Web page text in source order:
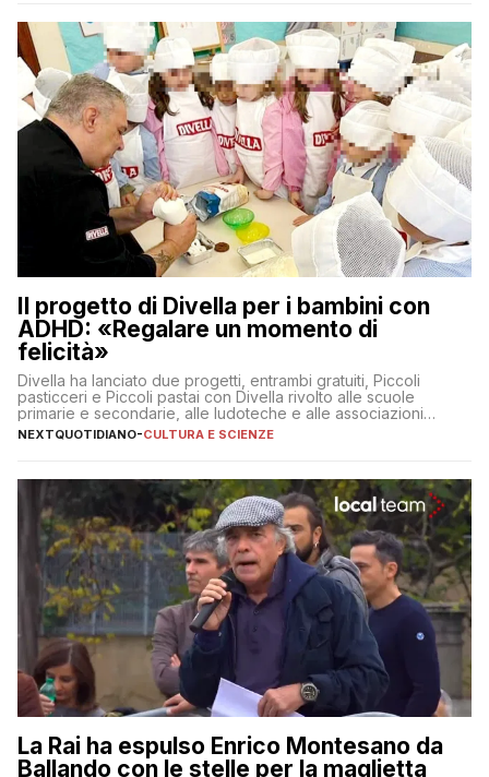
Il progetto di Divella per i bambini con
ADHD: «Regalare un momento di
felicità»
Divella ha lanciato due progetti, entrambi gratuiti, Piccoli
pasticceri e Piccoli pastai con Divella rivolto alle scuole
primarie e secondarie, alle ludoteche e alle associazioni
pugliesi che si occupano di bambini con ADHD
NEXTQUOTIDIANO-CULTURA E SCIENZE
La Rai ha espulso Enrico Montesano da
Ballando con le stelle per la maglietta